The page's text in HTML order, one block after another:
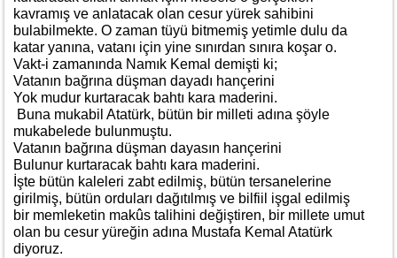
kavramış ve anlatacak olan cesur yürek sahibini
bulabilmekte. O zaman tüyü bitmemiş yetimle dulu da
katar yanına, vatanı için yine sınırdan sınıra koşar o.
Vakt-i zamanında Namık Kemal demişti ki;
Vatanın bağrına düşman dayadı hançerini
Yok mudur kurtaracak bahtı kara maderini.
Buna mukabil Atatürk, bütün bir milleti adına şöyle
mukabelede bulunmuştu.
Vatanın bağrına düşman dayasın hançerini
Bulunur kurtaracak bahtı kara maderini.
İşte bütün kaleleri zabt edilmiş, bütün tersanelerine
girilmiş, bütün orduları dağıtılmış ve bilfiil işgal edilmiş
bir memleketin makûs talihini değiştiren, bir millete umut
olan bu cesur yüreğin adına Mustafa Kemal Atatürk
diyoruz.